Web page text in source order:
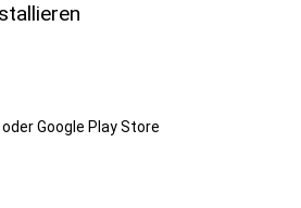
Google Play Store